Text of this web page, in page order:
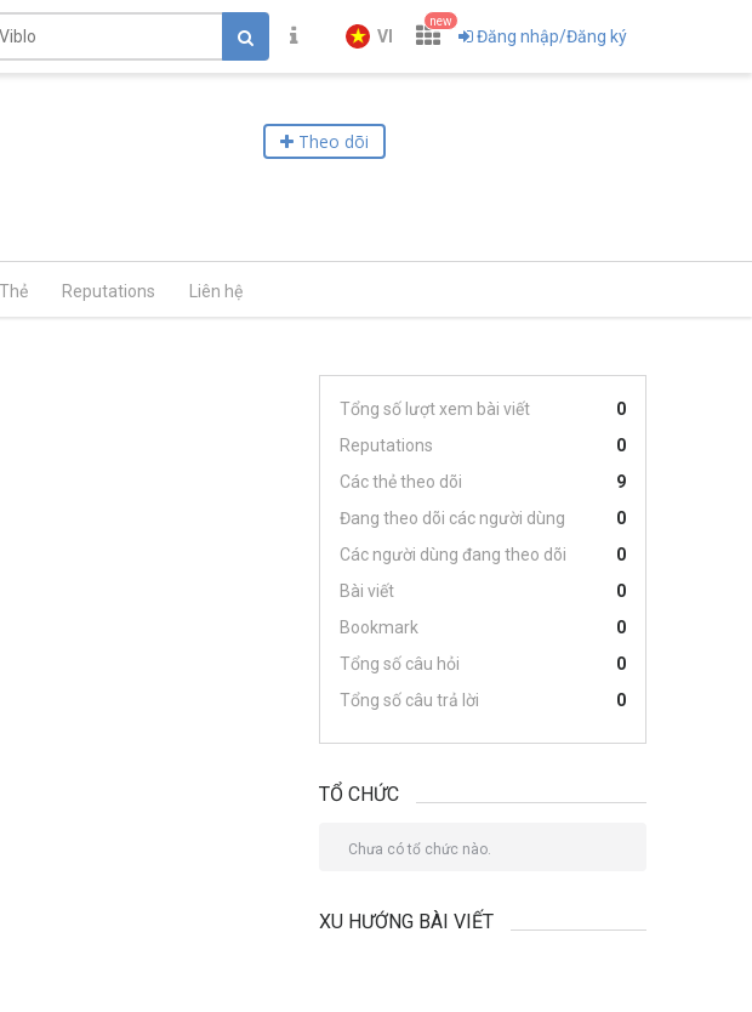
VI
new
Đăng nhập/Đăng ký
Theo dõi
Thẻ Reputations Liên hệ
Tổng số lượt xem bài viết
0
Reputations
0
Các thẻ theo dõi
9
Đang theo dõi các người dùng
0
Các người dùng đang theo dõi
0
Bài viết
0
Bookmark
0
Tổng số câu hỏi
0
Tổng số câu trả lời
0
TỔ CHỨC
Chưa có tổ chức nào.
XU HƯỚNG BÀI VIẾT